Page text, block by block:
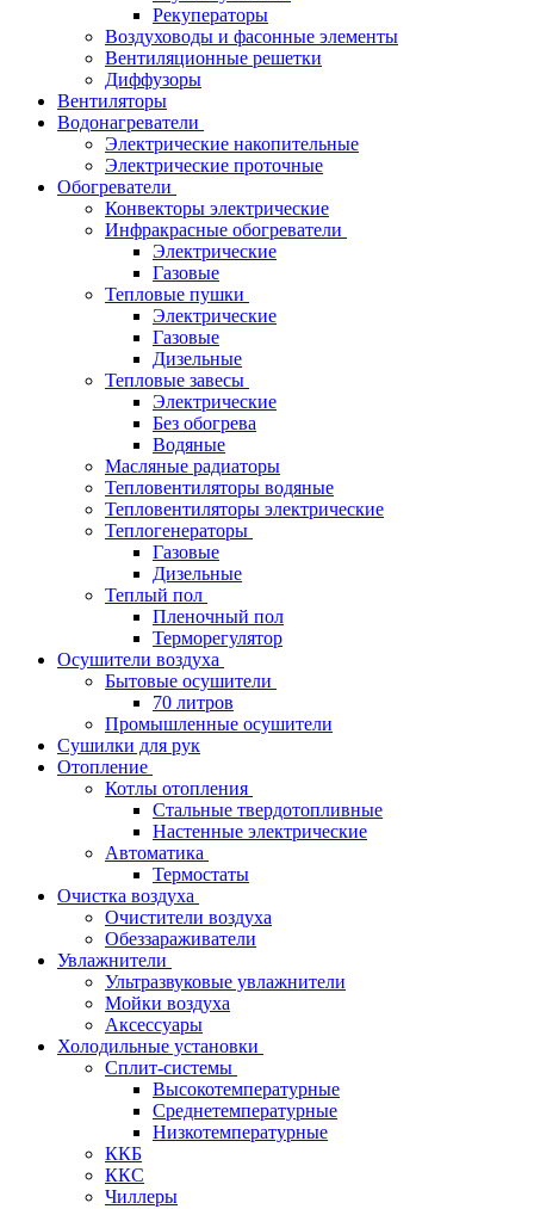
Рекуператоры
Воздуховоды и фасонные элементы
Вентиляционные решетки
Диффузоры
Вентиляторы
Водонагреватели
Электрические накопительные
Электрические проточные
Обогреватели
Конвекторы электрические
Инфракрасные обогреватели
Электрические
Газовые
Тепловые пушки
Электрические
Газовые
Дизельные
Тепловые завесы
Электрические
Без обогрева
Водяные
Масляные радиаторы
Тепловентиляторы водяные
Тепловентиляторы электрические
Теплогенераторы
Газовые
Дизельные
Теплый пол
Пленочный пол
Терморегулятор
Осушители воздуха
Бытовые осушители
70 литров
Промышленные осушители
Сушилки для рук
Отопление
Котлы отопления
Стальные твердотопливные
Настенные электрические
Автоматика
Термостаты
Очистка воздуха
Очистители воздуха
Обеззараживатели
Увлажнители
Ультразвуковые увлажнители
Мойки воздуха
Аксессуары
Холодильные установки
Сплит-системы
Высокотемпературные
Среднетемпературные
Низкотемпературные
ККБ
ККС
Чиллеры